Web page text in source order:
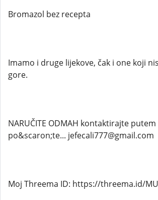
Bromazol bez recepta
Imamo i druge lijekove, čak i one koji
gore.
NARUČITE ODMAH kontaktirajte putem
po&scaron;te... jefecali777@gmail.com
Moj Threema ID: https://threema.id/